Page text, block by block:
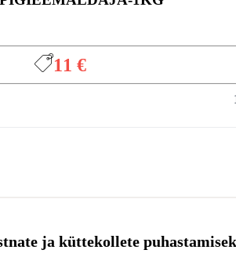
11 €
ja küttekollete